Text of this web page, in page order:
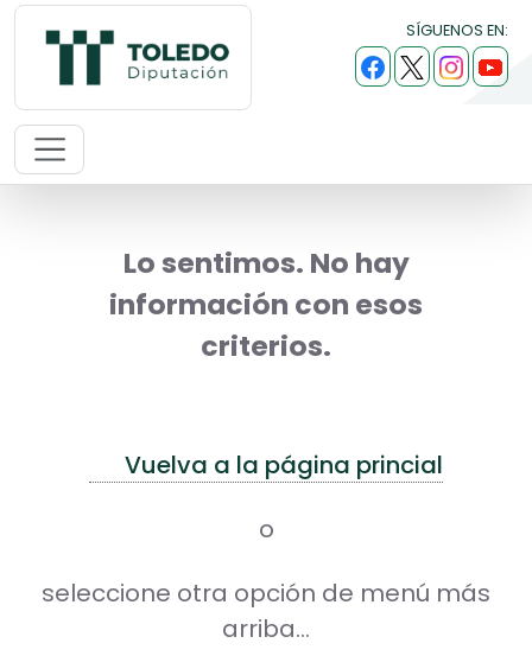
SÍGUENOS EN:
Lo sentimos. No hay
información con esos
criterios.
Vuelva a la página princial
o
seleccione otra opción de menú más
arriba...